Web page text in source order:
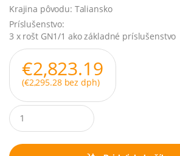
Krajina pôvodu: Taliansko
Príslušenstvo:
3 x rošt GN1/1 ako základné príslušenstvo
€2,823.19
(€2,295.28bez dph)
Q
u
a
t